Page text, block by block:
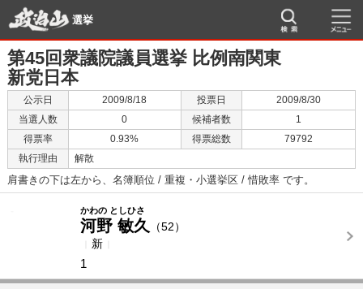
選挙
第45回衆議院議員選挙 比例南関東
新党日本
公示日 2009/8/18 投票日
2009/8/30
当選人数
0 候補者数
1
得票率
0.93% 得票総数
79792
執行理由
解散
肩書きの下は左から、名簿順位 / 重複・小選挙区 / 惜敗率 です。
かわの としひさ
河野 敏久
（52）
新
1